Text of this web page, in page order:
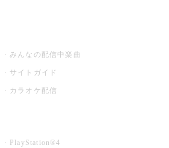
みんなの配信中楽曲
サイトガイド
カラオケ配信
PlayStation®4